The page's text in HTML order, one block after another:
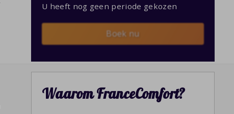
U heeft nog geen periode gekozen
Boek nu
Waarom FranceComfort?